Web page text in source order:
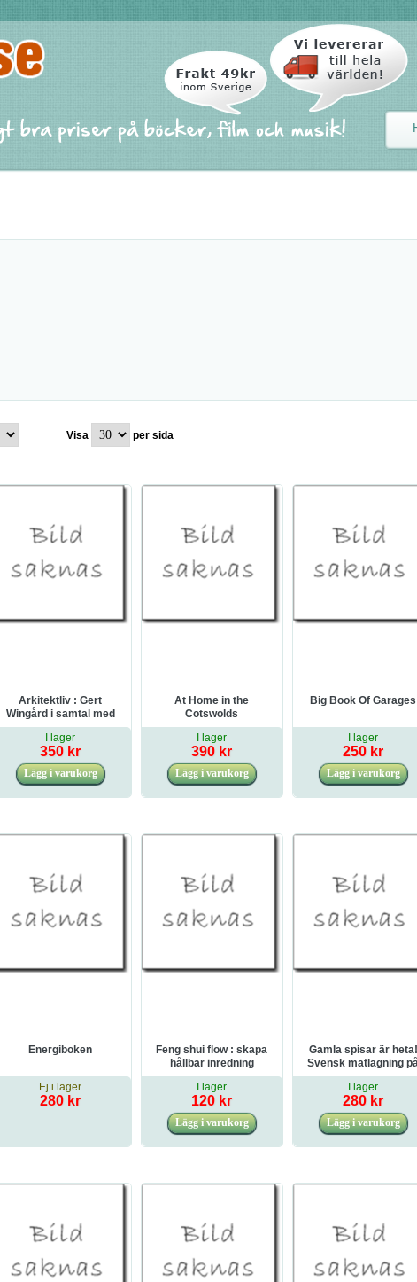
Visa per sida
Arkitektliv : Gert
Wingård i samtal med
Per Magnus Johansson
och Johan Linton
I lager
350 kr
At Home in the
Cotswolds
I lager
390 kr
Big Book Of Garages
I lager
250 kr
Energiboken
Ej i lager
280 kr
Feng shui flow : skapa
hållbar inredning
I lager
120 kr
Gamla spisar är heta!
Svensk matlagning
AGA- och vedspis
genom tiderna
I lager
280 kr